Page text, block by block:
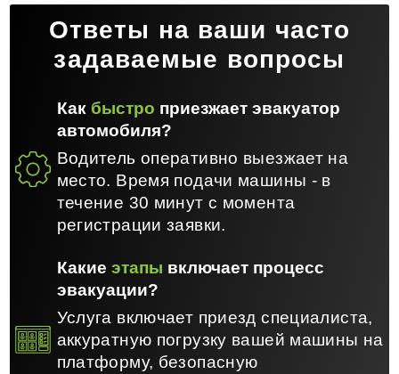
Ответы на ваши часто
задаваемые вопросы
Как быстро приезжает эвакуатор
автомобиля?
Водитель оперативно выезжает на
место. Время подачи машины - в
течение 30 минут с момента
регистрации заявки.
Какие этапы включает процесс
эвакуации?
Услуга включает приезд специалиста,
аккуратную погрузку вашей машины на
платформу, безопасную